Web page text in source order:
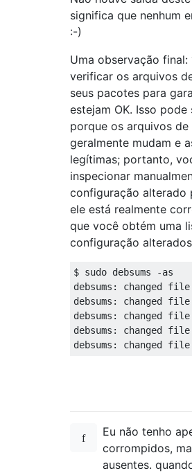
Setting up cheese-
Setting up
Setting up linux-
update-initramfs:
Not updating initrd
(3.11.0-12.19 was
Not updating image
(3.11.0-12.19 was
Examining /etc/
run-parts: executing
run-parts: executing
run-parts: executing
update-initramfs:
run-parts: executing
run-parts: executing
run-parts: executing
Generating grub.cfg
Found linux image: /
Found initrd image:
Found linux image: /
Found initrd image:
Found memtest86+
Found Windows 7
significa que nenhum
:-)
Uma observação
verificar os arquivos
seus pacotes para
estejam OK. Isso
porque os arquivos
geralmente mudam e
legítimas; portanto,
inspecionar
configuração alterado
ele está realmente
que você obtém uma
configuração
$ sudo debsums -as
debsums: changed
debsums: changed
debsums: changed
debsums: changed
Eu não tenho
corrompidos,
ausentes.